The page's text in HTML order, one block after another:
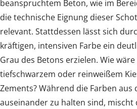
beanspruchtem Beton, wie im
die technische Eignung dieser
relevant. Stattdessen lässt sich
kräftigen, intensiven Farbe ein
Grau des Betons erzielen. Wie
tiefschwarzem oder reinweißem
Zements? Während die Farben aus
auseinander zu halten sind, mischt